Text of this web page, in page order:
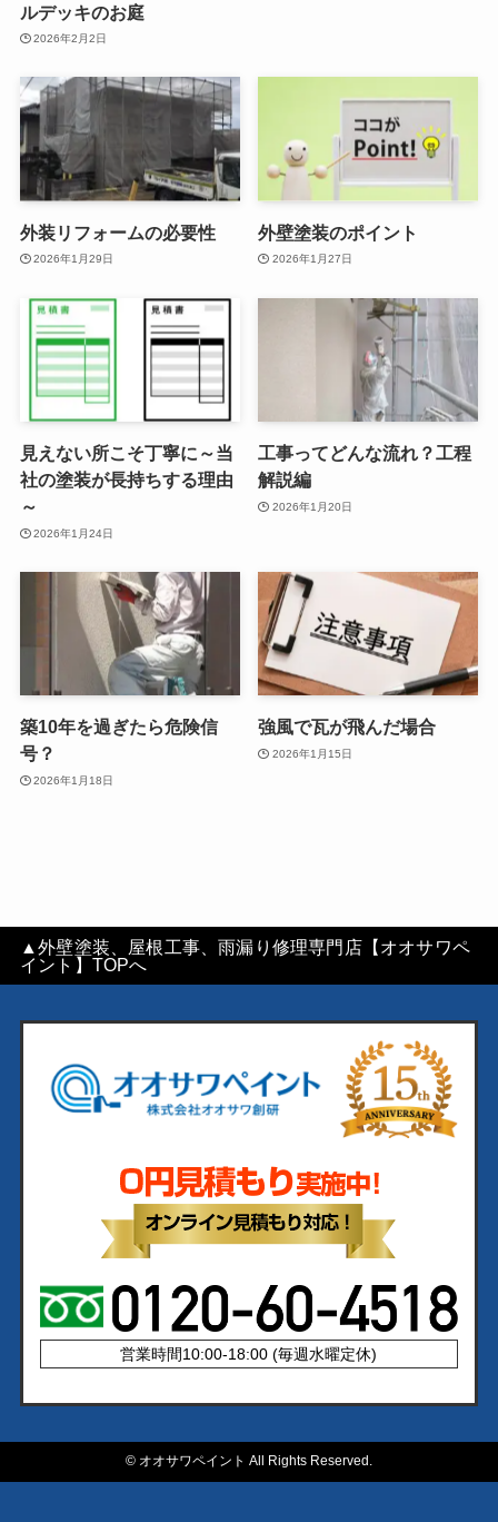
ルデッキのお庭
2026年2月2日
外装リフォームの必要性
2026年1月29日
外壁塗装のポイント
2026年1月27日
見えない所こそ丁寧に～当
社の塗装が長持ちする理由
～
2026年1月24日
工事ってどんな流れ？工程
解説編
2026年1月20日
築10年を過ぎたら危険信
号？
2026年1月18日
強風で瓦が飛んだ場合
2026年1月15日
▲外壁塗装、屋根工事、雨漏り修理専門店【オオサワペ
イント】TOPへ
営業時間10:00-18:00 (毎週水曜定休)
© オオサワペイント All Rights Reserved.